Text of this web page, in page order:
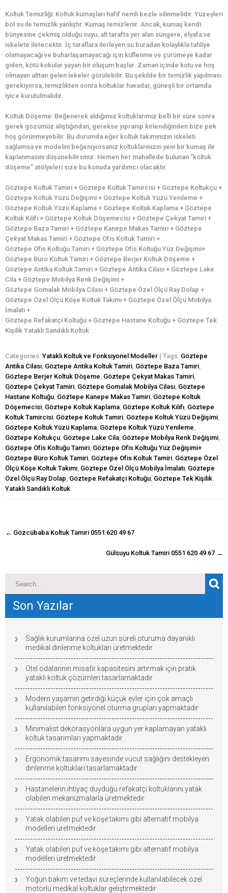
Koltuk Temizliği: Koltuk kumaşları hafif nemli bezle silinmelidir. Yüzeyleri
bol su ile temizlik yanlıştır. Kumaş temizlenir. Ancak, kumaş kendi
bünyesine çekmiş olduğu suyu, alt tarafta yer alan süngere, elyafa ve
iskelete iletecektir. İç taraflara ilerleyen su buradan kolaylıkla tahliye
olamayacağı ve buharlaşamayacağı için küflenme ve çürümeye kadar
giden, kötü kokular yayan bir oluşum başlar. Zaman içinde kotu ve hoş
olmayan alttan gelen lekeler görülebilir. Bu şekilde bir temizlik yapılması
gerekiyorsa, temizlikten sonra koltuklar havadar, güneşli bir ortamda
iyice kurutulmalıdır.
Koltuk Döşeme: Beğenerek aldığımız koltuklarımız belli bir süre sonra
gerek gözümüz alıştığından, gerekse yıpranıp kirlendiğinden bize pek
hoş görünmeyebilir. Bu durumda eğer koltuk takımınızın iskeleti
sağlamsa ve modelini beğeniyorsanız koltuklarınızın yeni bir kumaş ile
kaplanmasını düşünebilirsiniz. Hemen her mahallede bulunan “koltuk
döşeme” atölyeleri size bu konuda yardımcı olacaktır.
Göztepe Koltuk Tamiri + Göztepe Koltuk Tamircisi + Göztepe Koltukçu +
Göztepe Koltuk Yüzü Değişimi + Göztepe Koltuk Yüzü Yenileme +
Göztepe Koltuk Yüzü Kaplama + Göztepe Koltuk Kaplama + Göztepe
Koltuk Kılıfı + Göztepe Koltuk Döşemecisi + Göztepe Çekyat Tamiri +
Göztepe Baza Tamiri + Göztepe Kanepe Makas Tamiri + Göztepe
Çekyat Makas Tamiri + Göztepe Ofis Koltuk Tamiri +
Göztepe Ofis Koltuğu Tamiri + Göztepe Ofis Koltuğu Yüz Değişimi+
Göztepe Büro Koltuk Tamiri + Göztepe Berjer Koltuk Döşeme +
Göztepe Antika Koltuk Tamiri + Göztepe Antika Cilası + Göztepe Lake
Cila + Göztepe Mobilya Renk Değişimi +
Göztepe Gomalak Mobilya Cilası + Göztepe Özel Ölçü Ray Dolap +
Göztepe Özel Ölçü Köşe Koltuk Takımı + Göztepe Özel Ölçü Mobilya
İmalatı +
Göztepe Refakatçi Koltuğu + Göztepe Hastane Koltuğu + Göztepe Tek
Kişilik Yataklı Sandıklı Koltuk
Categories: Yataklı Koltuk ve Fonksiyonel Modeller | Tags: Göztepe
Antika Cilası Göztepe Antika Koltuk Tamiri Göztepe Baza Tamiri
Göztepe Berjer Koltuk Döşeme Göztepe Çekyat Makas Tamiri
Göztepe Çekyat Tamiri Göztepe Gomalak Mobilya Cilası Göztepe
Hastane Koltuğu Göztepe Kanepe Makas Tamiri Göztepe Koltuk
Döşemecisi Göztepe Koltuk Kaplama Göztepe Koltuk Kılıfı Göztepe
Koltuk Tamircisi Göztepe Koltuk Tamiri Göztepe Koltuk Yüzü Değişimi
Göztepe Koltuk Yüzü Kaplama Göztepe Koltuk Yüzü Yenileme
Göztepe Koltukçu Göztepe Lake Cila Göztepe Mobilya Renk Değişimi
Göztepe Ofis Koltuğu Tamiri Göztepe Ofis Koltuğu Yüz Değişimi+
Göztepe Büro Koltuk Tamiri Göztepe Ofis Koltuk Tamiri Göztepe Özel
Ölçü Köşe Koltuk Takımı Göztepe Özel Ölçü Mobilya İmalatı Göztepe
Özel Ölçü Ray Dolap Göztepe Refakatçi Koltuğu Göztepe Tek Kişilik
Yataklı Sandıklı Koltuk
navigasyon
← Gözcübaba Koltuk Tamiri 0551 620 49 67
Gülsuyu Koltuk Tamiri 0551 620 49 67 →
Son Yazılar
Sağlık kurumlarına özel uzun süreli oturuma dayanıklı
medikal dinlenme koltukları üretmektedir
Otel odalarının misafir kapasitesini artırmak için pratik
yataklı koltuk çözümleri tasarlamaktadır
Modern yaşamın getirdiği küçük evler için çok amaçlı
kullanılabilen fonksiyonel oturma grupları yapmaktadır
Minimalist dekorasyonlara uygun yer kaplamayan yataklı
koltuk tasarımları yapmaktadır
Ergonomik tasarımı sayesinde vücut sağlığını destekleyen
dinlenme koltukları tasarlamaktadır
Hastanelerin ihtiyaç duyduğu refakatçi koltuklarını yatak
olabilen mekanizmalarla üretmektedir
Yatak olabilen puf ve köşe takımı gibi alternatif mobilya
modelleri üretmektedir
Yatak olabilen puf ve köşe takımı gibi alternatif mobilya
modelleri üretmektedir
Yoğun bakım ve tedavi süreçlerinde kullanılabilecek özel
motorlu medikal koltuklar geliştirmektedir